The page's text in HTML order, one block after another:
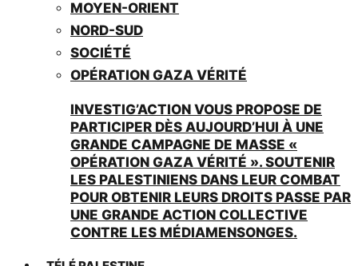
MOYEN-ORIENT
NORD-SUD
SOCIÉTÉ
OPÉRATION GAZA VÉRITÉ
INVESTIG’ACTION VOUS PROPOSE DE
PARTICIPER DÈS AUJOURD’HUI À UNE
GRANDE CAMPAGNE DE MASSE «
OPÉRATION GAZA VÉRITÉ ». SOUTENIR
LES PALESTINIENS DANS LEUR COMBAT
POUR OBTENIR LEURS DROITS PASSE PAR
UNE GRANDE ACTION COLLECTIVE
CONTRE LES MÉDIAMENSONGES.